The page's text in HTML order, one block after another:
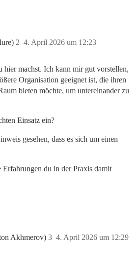
4. April 2026 um 12:23
2
machst. Ich kann mir gut vorstellen,
Organisation geeignet ist, die ihren
bieten möchte, um untereinander zu
Einsatz ein?
gesehen, dass es sich um einen
du in der Praxis damit
Akhmerov) 4. April 2026 um 12:29
3